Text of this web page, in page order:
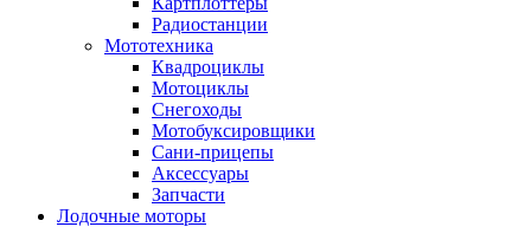
Радиостанции
Мототехника
Квадроциклы
Мотоциклы
Снегоходы
Мотобуксировщики
Сани-прицепы
Аксессуары
Запчасти
Лодочные моторы